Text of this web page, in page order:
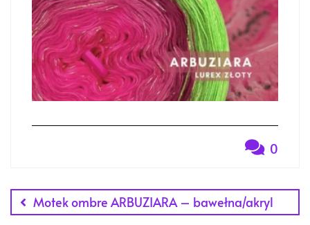
0
Nawigacja
wpisu
Motek ombre ARBUZIARA – bawełna/akryl